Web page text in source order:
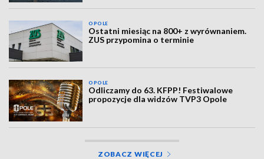
OPOLE
Ostatni miesiąc na 800+ z wyrównaniem.
ZUS przypomina o terminie
OPOLE
Odliczamy do 63. KFPP! Festiwalowe
propozycje dla widzów TVP3 Opole
ZOBACZ WIĘCEJ